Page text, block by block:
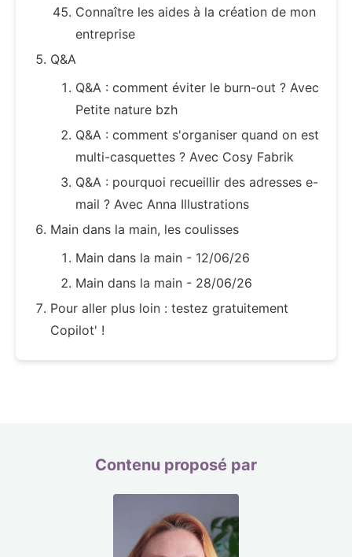
Connaître les aides à la création de mon
entreprise
Q&A
Q&A : comment éviter le burn-out ? Avec
Petite nature bzh
Q&A : comment s'organiser quand on est
multi-casquettes ? Avec Cosy Fabrik
Q&A : pourquoi recueillir des adresses e-
mail ? Avec Anna Illustrations
Main dans la main, les coulisses
Main dans la main - 12/06/26
Main dans la main - 28/06/26
Pour aller plus loin : testez gratuitement
Copilot' !
Contenu proposé par